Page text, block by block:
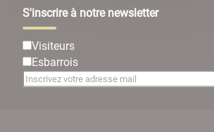
S'inscrire à notre newsletter
Visiteurs
Esbarrois